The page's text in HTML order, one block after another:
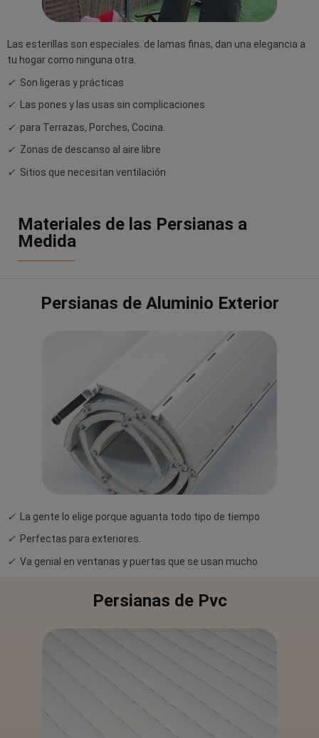
Las esterillas son especiales. de lamas finas, dan una elegancia a
tu hogar como ninguna otra.
✓ Son ligeras y prácticas
✓ Las pones y las usas sin complicaciones
✓ para Terrazas, Porches, Cocina.
✓ Zonas de descanso al aire libre
✓ Sitios que necesitan ventilación
Materiales de las Persianas a
Medida
Persianas de Aluminio Exterior
✓ La gente lo elige porque aguanta todo tipo de tiempo
✓ Perfectas para exteriores.
✓ Va genial en ventanas y puertas que se usan mucho
Persianas de Pvc